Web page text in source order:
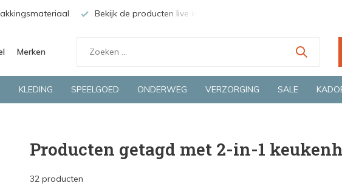
Bekijk de producten live in onze winkel in Deventer
Merken
KLEDING SPEELGOED ONDERWEG VERZORGING SALE
Producten getagd met 2-in-1
32 producten